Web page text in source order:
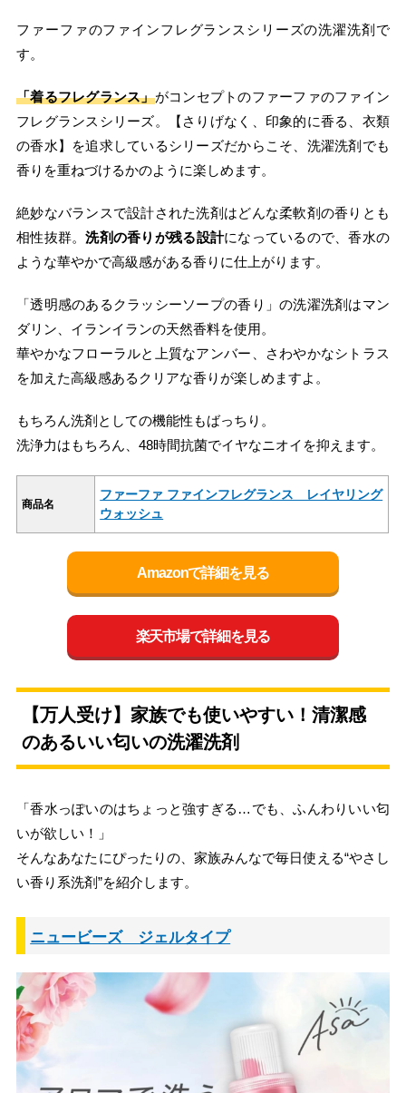
ファーファのファインフレグランスシリーズの洗濯洗剤で
す。
「着るフレグランス」がコンセプトのファーファのファイン
フレグランスシリーズ。【さりげなく、印象的に香る、衣類
の香水】を追求しているシリーズだからこそ、洗濯洗剤でも
香りを重ねづけるかのように楽しめます。
絶妙なバランスで設計された洗剤はどんな柔軟剤の香りとも
相性抜群。洗剤の香りが残る設計になっているので、香水の
ような華やかで高級感がある香りに仕上がります。
「透明感のあるクラッシーソープの香り」の洗濯洗剤はマン
ダリン、イランイランの天然香料を使用。
華やかなフローラルと上質なアンバー、さわやかなシトラス
を加えた高級感あるクリアな香りが楽しめますよ。
もちろん洗剤としての機能性もばっちり。
洗浄力はもちろん、48時間抗菌でイヤなニオイを抑えます。
商品名
ファーファ ファインフレグランス レイヤリング
ウォッシュ
Amazonで詳細を見る
楽天市場で詳細を見る
【万人受け】家族でも使いやすい！清潔感
のあるいい匂いの洗濯洗剤
「香水っぽいのはちょっと強すぎる…でも、ふんわりいい匂
いが欲しい！」
そんなあなたにぴったりの、家族みんなで毎日使える“やさし
い香り系洗剤”を紹介します。
ニュービーズ ジェルタイプ